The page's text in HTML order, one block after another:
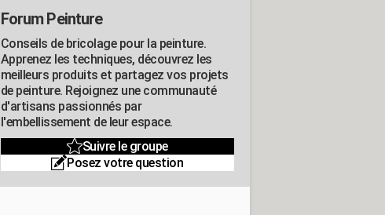
Forum Peinture
Conseils de bricolage pour la peinture.
Apprenez les techniques, découvrez les
meilleurs produits et partagez vos projets
de peinture. Rejoignez une communauté
d'artisans passionnés par
l'embellissement de leur espace.
Suivre le groupe
Posez votre question